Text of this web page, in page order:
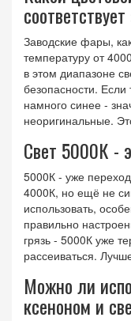
Заводские фары,
температуру от
в этом диапазоне
безопасности.
намного синее -
неоригинальные.
Свет 5000К -
5000К - уже
4000К, но ещё не
использовать,
правильно
грязь - 5000К уже
рассеиваться.
Можно ли
ксеноном и